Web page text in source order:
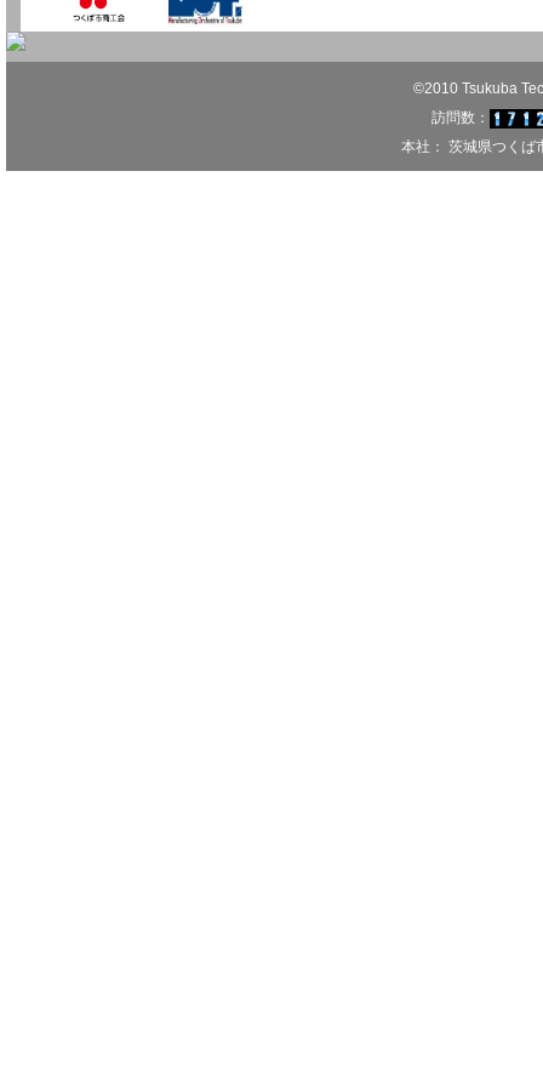
©2010 Tsukuba
訪問数：
本社： 茨城県つく